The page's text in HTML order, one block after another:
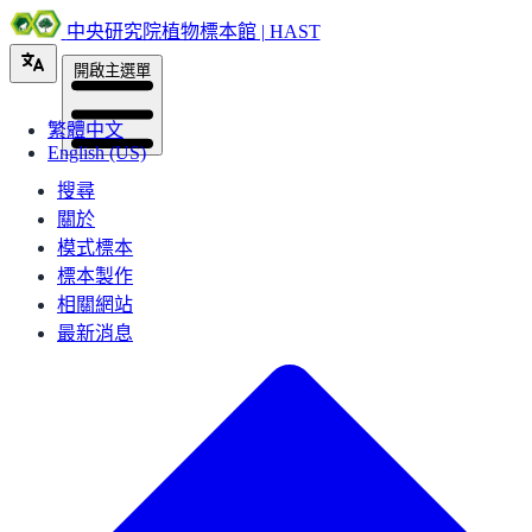
中央研究院植物標本館 | HAST
繁體中文
English (US)
開啟主選單
搜尋
關於
模式標本
標本製作
相關網站
最新消息